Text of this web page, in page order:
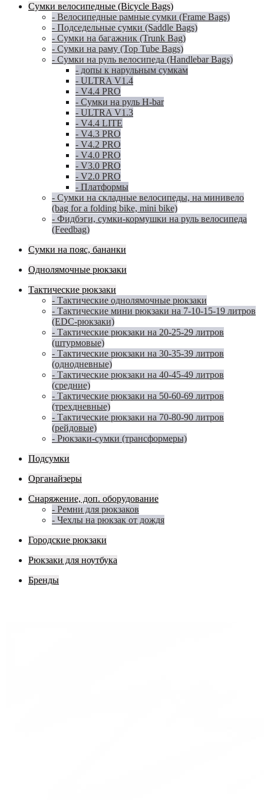
Сумки велосипедные (Bicycle Bags)
- Велосипедные рамные сумки (Frame Bags)
- Подседельные сумки (Saddle Bags)
- Сумки на багажник (Trunk Bag)
- Сумки на раму (Top Tube Bags)
- Сумки на руль велосипеда (Handlebar Bags)
- допы к нарульным сумкам
- ULTRA V1.4
- V4.4 PRO
- Сумки на руль H-bar
- ULTRA V1.3
- V4.4 LITE
- V4.3 PRO
- V4.2 PRO
- V4.0 PRO
- V3.0 PRO
- V2.0 PRO
- Платформы
- Сумки на складные велосипеды, на минивело
(bag for a folding bike, mini bike)
- Фидбэги, сумки-кормушки на руль велосипеда
(Feedbag)
Сумки на пояс, бананки
Однолямочные рюкзаки
Тактические рюкзаки
- Тактические однолямочные рюкзаки
- Тактические мини рюкзаки на 7-10-15-19 литров
(EDC-рюкзаки)
- Тактические рюкзаки на 20-25-29 литров
(штурмовые)
- Тактические рюкзаки на 30-35-39 литров
(однодневные)
- Тактические рюкзаки на 40-45-49 литров
(средние)
- Тактические рюкзаки на 50-60-69 литров
(трехдневные)
- Тактические рюкзаки на 70-80-90 литров
(рейдовые)
- Рюкзаки-сумки (трансформеры)
Подсумки
Органайзеры
Снаряжение, доп. оборудование
- Ремни для рюкзаков
- Чехлы на рюкзак от дождя
Городские рюкзаки
Рюкзаки для ноутбука
Бренды